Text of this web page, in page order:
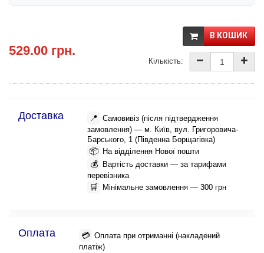
529.00 грн.
В КОШИК
Кількість:
Доставка 📍 Самовивіз (після підтвердження
замовлення) — м. Київ, вул. Григоровича-
Барського, 1 (Південна Борщагівка)
📦 На відділення Нової пошти
💰
Вартість доставки — за тарифами
перевізника
🛒 Мінімальне замовлення — 300 грн
Оплата 💳 Оплата при отриманні (накладений
платіж)